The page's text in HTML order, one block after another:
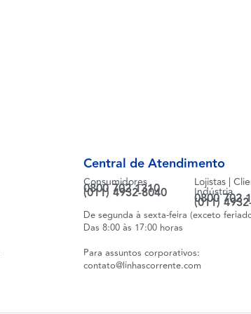
Central de Atendimento
Consumidores
0800 702 1310
(011) 4932-8040
Lojistas |
Indústria
0800 702
(011)
De segunda à sexta-feira (exceto
Das 8:00 às 17:00 horas
Para assuntos corporativos:
contato@linhascorrente.com